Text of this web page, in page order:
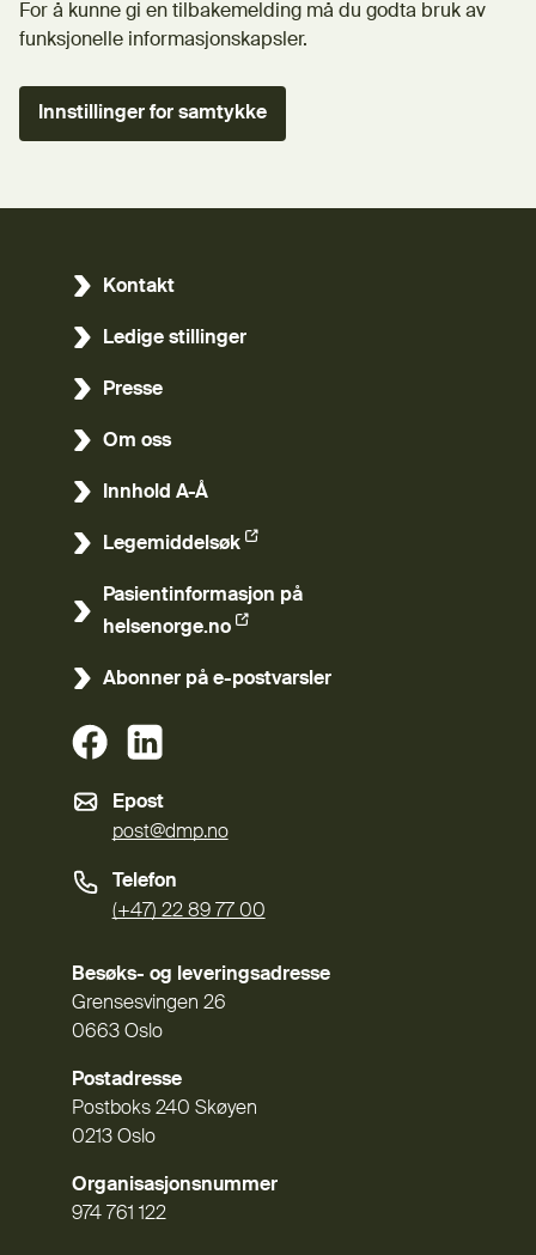
For å kunne gi en tilbakemelding må du godta bruk av
funksjonelle informasjonskapsler.
Innstillinger for samtykke
Kontakt
Ledige stillinger
Presse
Om oss
Innhold A-Å
Legemiddelsøk
(Ekstern lenke)
Pasientinformasjon på
helsenorge.no
(Ekstern lenke)
Abonner på e-postvarsler
(Ekstern lenke)
Epost
post@dmp.no
Telefon
(+47) 22 89 77 00
Besøks- og leveringsadresse
Grensesvingen 26
0663 Oslo
Postadresse
Postboks 240 Skøyen
0213 Oslo
Organisasjonsnummer
974 761 122